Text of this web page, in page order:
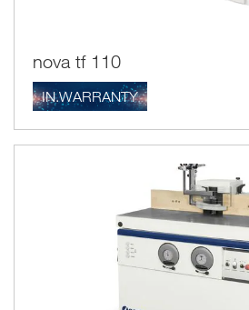
nova tf 110
IN.WARRANTY